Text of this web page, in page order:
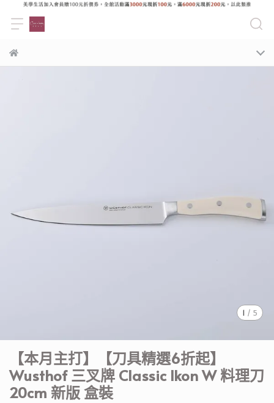
1 / 5
【本月主打】【刀具精選6折起】
Wusthof 三叉牌 Classic Ikon W 料理刀
20cm 新版 盒裝